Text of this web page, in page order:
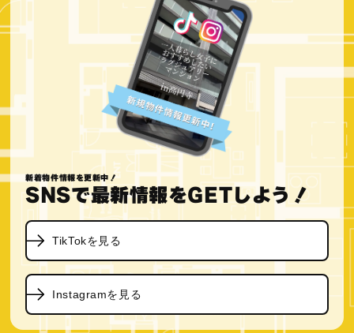
新着物件情報を更新中！
SNSで最新情報をGETしよう！
TikTokを見る
Instagramを見る